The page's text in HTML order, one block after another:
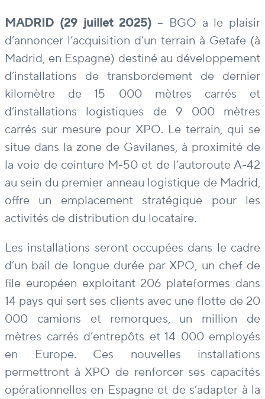
MADRID (29 juillet 2025) – BGO a le plaisir
d’annoncer l’acquisition d’un terrain à Getafe (à
Madrid, en Espagne) destiné au développement
d’installations de transbordement de dernier
kilomètre de 15 000 mètres carrés et
d’installations logistiques de 9 000 mètres
carrés sur mesure pour XPO. Le terrain, qui se
situe dans la zone de Gavilanes, à proximité de
la voie de ceinture M-50 et de l’autoroute A-42
au sein du premier anneau logistique de Madrid,
offre un emplacement stratégique pour les
activités de distribution du locataire.
Les installations seront occupées dans le cadre
d’un bail de longue durée par XPO, un chef de
file européen exploitant 206 plateformes dans
14 pays qui sert ses clients avec une flotte de 20
000 camions et remorques, un million de
mètres carrés d’entrepôts et 14 000 employés
en Europe. Ces nouvelles installations
permettront à XPO de renforcer ses capacités
opérationnelles en Espagne et de s’adapter à la